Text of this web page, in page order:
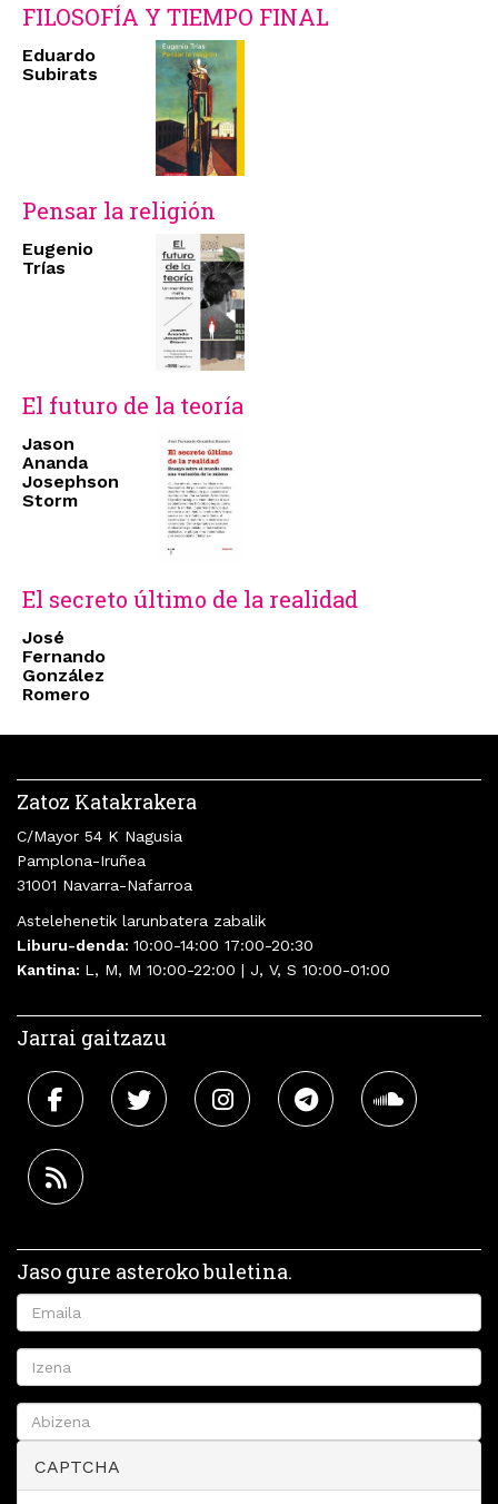
FILOSOFÍA Y TIEMPO FINAL
Eduardo
Subirats
Pensar la religión
Eugenio
Trías
El futuro de la teoría
Jason
Ananda
Josephson
Storm
El secreto último de la realidad
José
Fernando
González
Romero
Zatoz Katakrakera
C/Mayor 54 K Nagusia
Pamplona-Iruñea
31001 Navarra-Nafarroa
Astelehenetik larunbatera zabalik
Liburu-denda: 10:00-14:00 17:00-20:30
Kantina: L, M, M 10:00-22:00 | J, V, S 10:00-01:00
Jarrai gaitzazu
Jaso gure asteroko buletina.
CAPTCHA